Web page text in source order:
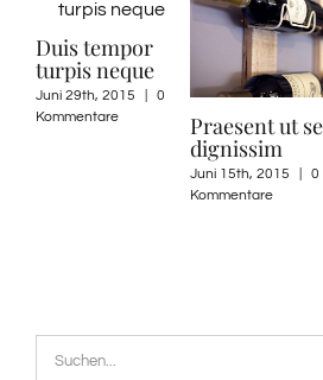
Praesent ut sem
Curabitur nisi
ultricies
Juni 15th, 2015 |
0
Kommentare
Suche